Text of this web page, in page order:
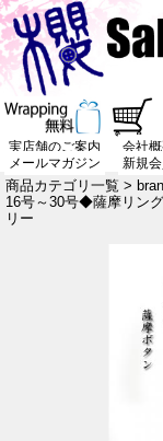
実店舗のご案内 会社
メールマガジン
新規
商品カテゴリ一覧 >
16号～30号◆薩摩リン
リー